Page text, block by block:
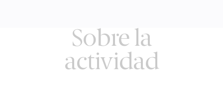
Sobre la
actividad